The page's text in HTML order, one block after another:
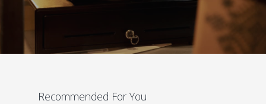
Recommended For You